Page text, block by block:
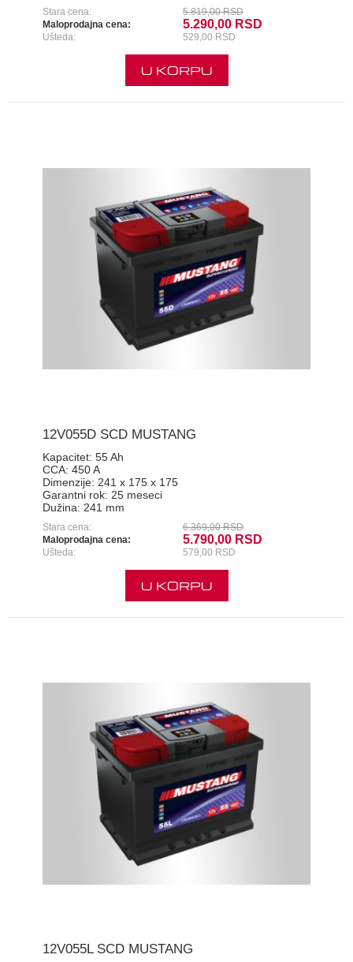
Stara cena:
5.819,00 RSD
Maloprodajna cena:
5.290,00 RSD
Ušteda: 529,00 RSD
U KORPU
12V055D SCD MUSTANG
Kapacitet: 55 Ah
CCA: 450 A
Dimenzije: 241 x 175 x 175
Garantni rok: 25 meseci
Dužina: 241 mm
Stara cena:
6.369,00 RSD
Maloprodajna cena:
5.790,00 RSD
Ušteda: 579,00 RSD
U KORPU
12V055L SCD MUSTANG